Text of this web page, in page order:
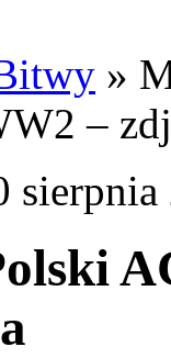
»
–